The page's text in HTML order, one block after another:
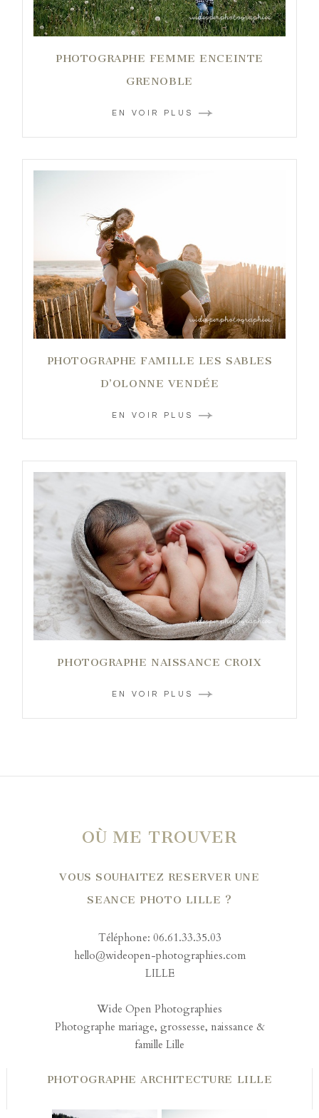
PHOTOGRAPHE FEMME ENCEINTE
GRENOBLE
EN VOIR PLUS
PHOTOGRAPHE FAMILLE LES SABLES
D’OLONNE VENDÉE
EN VOIR PLUS
PHOTOGRAPHE NAISSANCE CROIX
EN VOIR PLUS
OÙ ME TROUVER
VOUS SOUHAITEZ RESERVER UNE
SEANCE PHOTO LILLE ?
Téléphone: 06.61.33.35.03
hello@wideopen-photographies.com
LILLE
Wide Open Photographies
Photographe mariage, grossesse, naissance &
famille Lille
PHOTOGRAPHE ARCHITECTURE LILLE